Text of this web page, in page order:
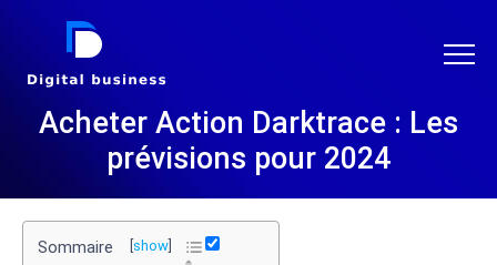
DIGITAL BUSINESS
Acheter Action Darktrace : Les
prévisions pour 2024
Sommaire show